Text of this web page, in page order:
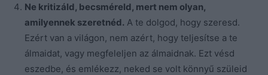
Ne kritizáld, becsméreld, mert nem olyan,
amilyennek szeretnéd. A te dolgod, hogy szeresd.
Ezért van a világon, nem azért, hogy teljesítse a te
álmaidat, vagy megfeleljen az álmaidnak. Ezt vésd
eszedbe, és emlékezz, neked se volt könnyű szüleid